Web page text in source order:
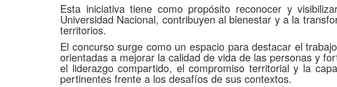
Esta iniciativa tiene como propósito reconocer y
Universidad Nacional, contribuyen al bienestar y a la
territorios.
El concurso surge como un espacio para destacar el
orientadas a mejorar la calidad de vida de las personas y
el liderazgo compartido, el compromiso territorial y la
pertinentes frente a los desafíos de sus contextos.